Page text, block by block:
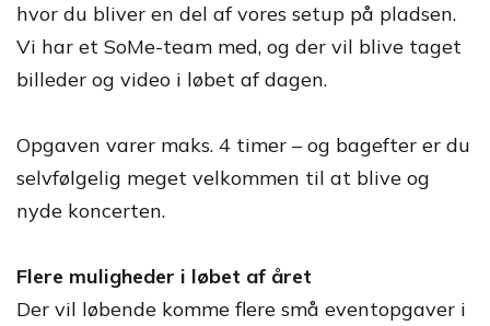
hvor du bliver en del af vores setup på pladsen.
Vi har et SoMe-team med, og der vil blive taget
billeder og video i løbet af dagen.
Opgaven varer maks. 4 timer – og bagefter er du
selvfølgelig meget velkommen til at blive og
nyde koncerten.
Flere muligheder i løbet af året
Der vil løbende komme flere små eventopgaver i